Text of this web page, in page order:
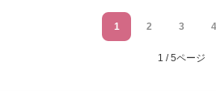
1 2 3 4
1 / 5ページ